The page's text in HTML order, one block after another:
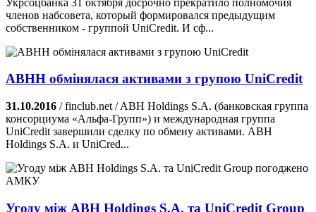
членов набсовета, который формировался предыдущим
собственником - группой UniCredit. И сф...
ABHH обмінялася активами з групою UniCredit
31.10.2016 / finclub.net / ABH Holdings S.A. (банковская группа
консорциума «Альфа-Групп») и международная группа
UniCredit завершили сделку по обмену активами. ABH
Holdings S.A. и UniCred...
Угоду між ABH Holdings S.A. та UniCredit Group